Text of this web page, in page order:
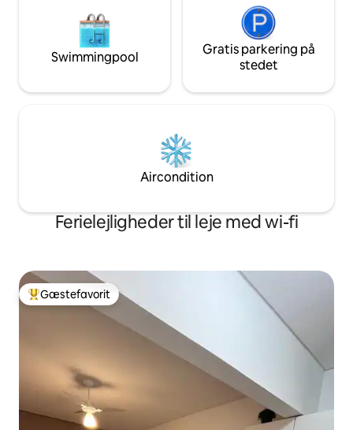
Swimmingpool
Gratis parkering på
stedet
Aircondition
Ferielejligheder til leje med wi-fi
Bedste gæstefavorit
Gæstefavorit